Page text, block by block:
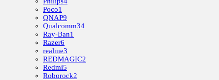
Poco1
QNAP9
Qualcomm34
Ray-Ban1
Razer6
realme3
REDMAGIC2
Redmi5
Roborock2